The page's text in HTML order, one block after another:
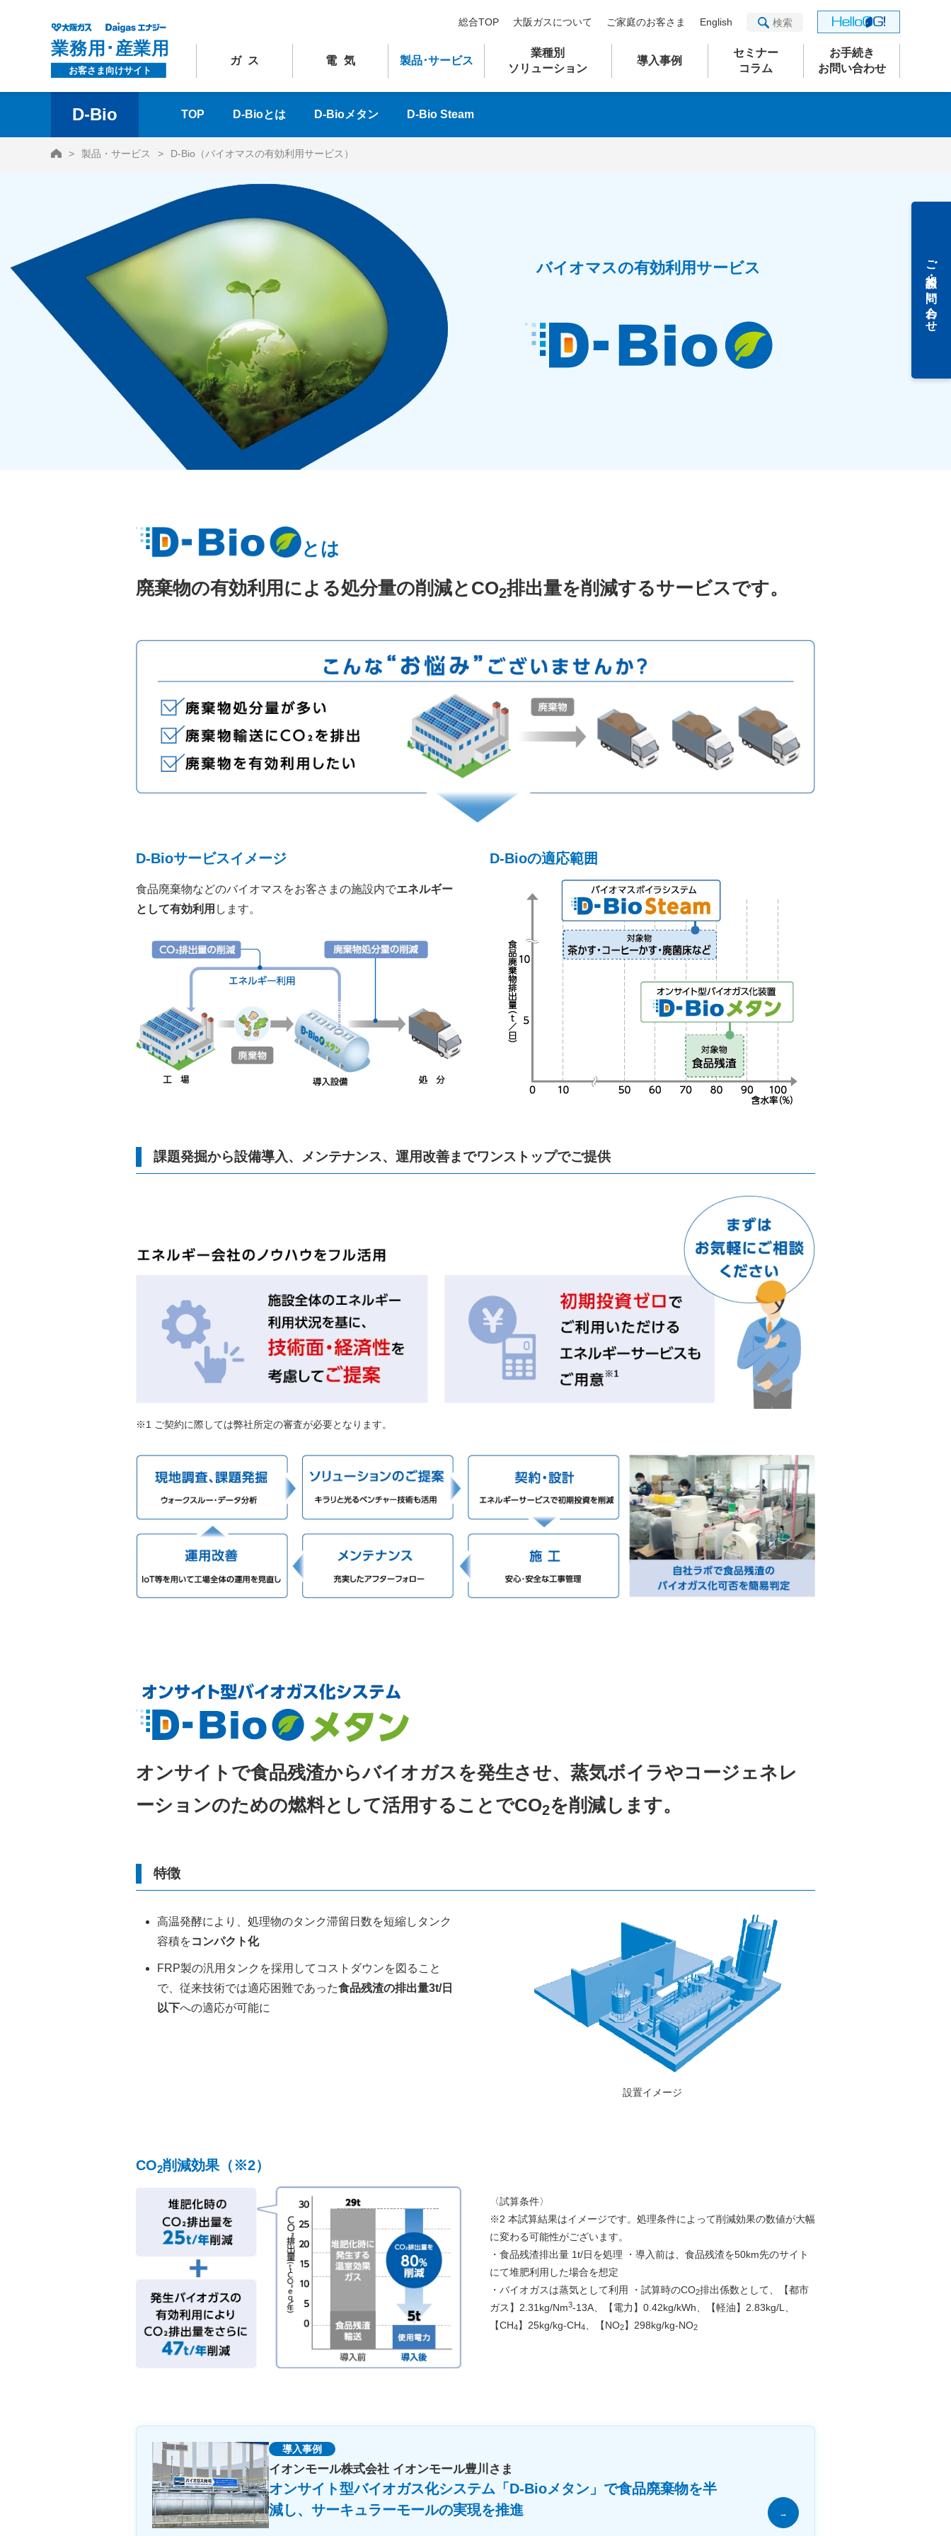
総合TOP 大阪ガスについて ご家庭のお客さま English
ガス 電気 製品･サービス
業種別
ソリューション
導入事例
セミナー
コラム
お手続き
お問い合わせ
D-Bio TOP D-Bioとは D-Bioメタン D-Bio Steam
HOME製品・サービス D-Bio（バイオマスの有効利用サービス）
バイオマスの有効利用サービス
とは
廃棄物の有効利用による処分量の削減とCO2排出量を削減するサービスです。
D-Bioサービスイメージ
食品廃棄物などのバイオマスをお客さまの施設内でエネルギー
として有効利用 します。
D-Bioの適応範囲
課題発掘から設備導入、メンテナンス、運用改善までワンストップでご提供
※1 ご契約に際しては弊社所定の審査が必要となります。
オンサイトで食品残渣からバイオガスを発生させ、蒸気ボイラやコージェネレ
ーションのための燃料として活用することでCO2を削減します。
特徴
高温発酵により、処理物のタンク滞留日数を短縮しタンク
容積をコンパクト化
FRP製の汎用タンクを採用してコストダウンを図ること
で、従来技術では適応困難であった食品残渣の排出量3t/日
以下への適応が可能に
設置イメージ
CO2削減効果（※2）
〈試算条件〉
※2 本試算結果はイメージです。処理条件によって削減効果の数値が大幅
に変わる可能性がございます。
・食品残渣排出量 1t/日を処理 ・導入前は、食品残渣を50km先のサイト
にて堆肥利用した場合を想定
・バイオガスは蒸気として利用 ・試算時のCO2排出係数として、【都市
ガス】2.31kg/Nm3-13A、【電力】0.42kg/kWh、【軽油】2.83kg/L、
【CH4】25kg/kg-CH4 、【NO2】298kg/kg-NO2
導入事例
イオンモール株式会社 イオンモール豊川さま
オンサイト型バイオガス化システム「D-Bioメタン」で食品廃棄物を半
減し、サーキュラーモールの実現を推進
ご相談・お問い合わせ